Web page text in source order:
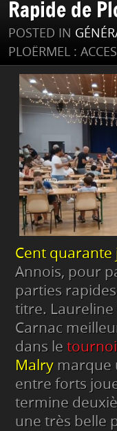
Rapide de
POSTED IN
PLOËRMEL :
Cent quarante
Annois, pour
parties
titre.
Carnac
dans le
Malry marque
entre forts
termine
une très belle